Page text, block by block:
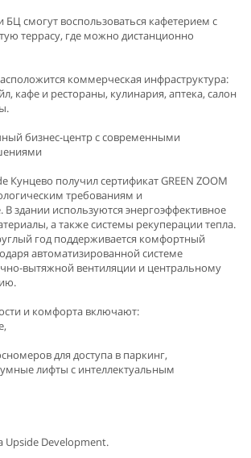
БЦ смогут воспользоваться кафетерием с
террасу, где можно дистанционно
коммерческая инфраструктура:
кафе и рестораны, кулинария, аптека, салон
бизнес-центр с современными
Кунцево получил сертификат GREEN ZOOM
требованиям и
В здании используются энергоэффективное
а также системы рекуперации тепла.
год поддерживается комфортный
автоматизированной системе
вытяжной вентиляции и центральному
и комфорта включают:
для доступа в паркинг,
лифты с интеллектуальным
Upside Development.